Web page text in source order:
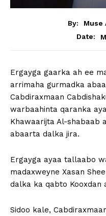
By:
Muse
Date:
Ergayga gaarka ah ee
arrimaha gurmadka
Cabdiraxmaan
warbaahinta qaranka
Khawaarijta Al-shabaab
abaarta dalka jira.
Ergayga ayaa tallaabo
madaxweyne Xasan
dalka ka qabto Kooxdan
Sidoo kale,